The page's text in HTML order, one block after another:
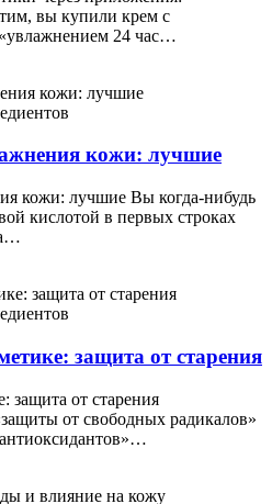
вы купили крем с
24 час…
кожи: лучшие
кожи: лучшие Вы когда-нибудь
кислотой в первых строках
защита от старения
защита от старения
от свободных радикалов»